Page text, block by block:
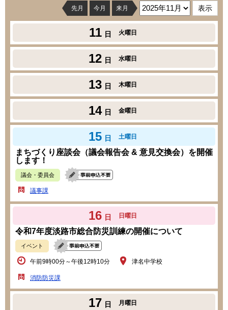
先月 今月 来月
11 日 火曜日
12 日 水曜日
13 日 木曜日
14 日 金曜日
15 日 土曜日
まちづくり座談会（議会報告会 & 意見交換会）を開催
します！
議会・委員会
議事課
16 日 日曜日
令和7年度淡路市総合防災訓練の開催について
イベント
午前9時00分～午後12時10分 津名中学校
消防防災課
17 日 月曜日